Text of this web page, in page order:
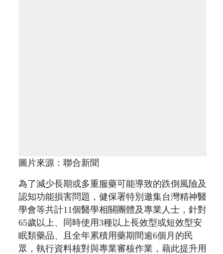
圖片來源：聯合新聞
為了減少長期或多重服藥可能導致的跌倒風險及
認知功能損害問題，健保署特別邀集台灣精神醫
學會等共計11個醫學相關團體及專業人士，針對
65歲以上、同時使用3種以上長效型或短效型安
眠類藥品、且全年累積用藥期間逾6個月的民
眾，執行資料核對與專業審核作業，藉此提升用